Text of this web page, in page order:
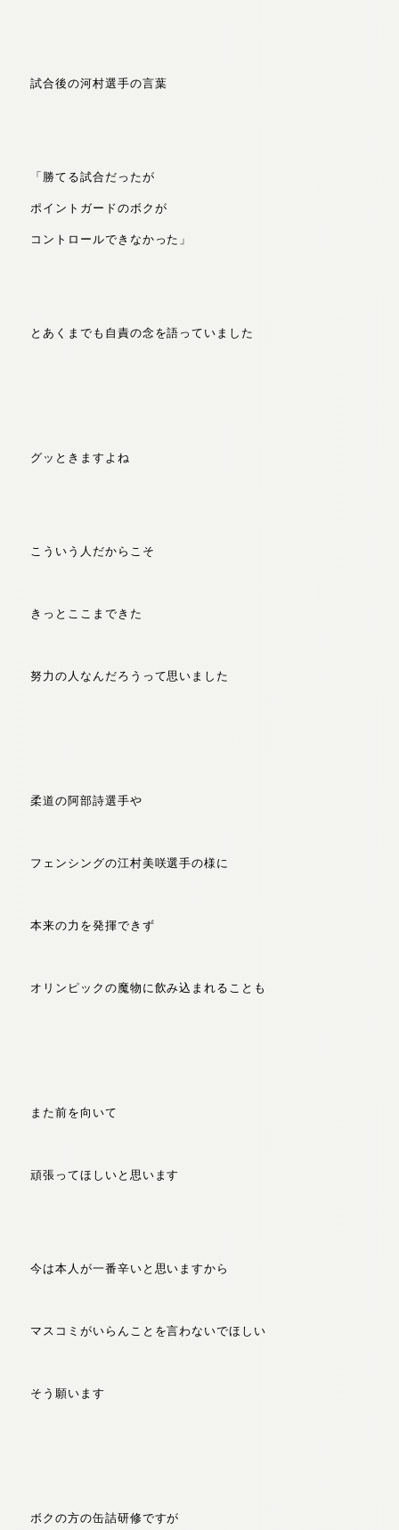
試合後の河村選手の言葉
「勝てる試合だったが
ポイントガードのボクが
コントロールできなかった」
とあくまでも自責の念を語っていました
グッときますよね
こういう人だからこそ
きっとここまできた
努力の人なんだろうって思いました
柔道の阿部詩選手や
フェンシングの江村美咲選手の様に
本来の力を発揮できず
オリンピックの魔物に飲み込まれることも
また前を向いて
頑張ってほしいと思います
今は本人が一番辛いと思いますから
マスコミがいらんことを言わないでほしい
そう願います
ボクの方の缶詰研修ですが